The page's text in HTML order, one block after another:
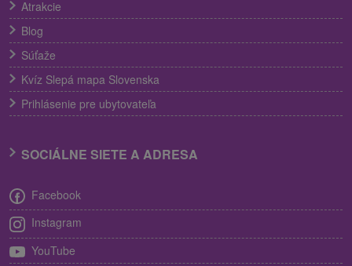
Atrakcie
Blog
Súťaže
Kvíz Slepá mapa Slovenska
Prihlásenie pre ubytovateľa
SOCIÁLNE SIETE A ADRESA
Facebook
Instagram
YouTube